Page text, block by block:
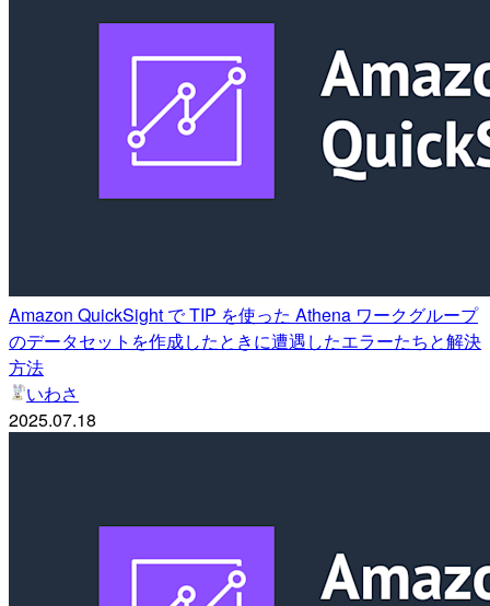
Amazon QuickSight で TIP を使った Athena ワークグループ
のデータセットを作成したときに遭遇したエラーたちと解決
方法
いわさ
2025.07.18